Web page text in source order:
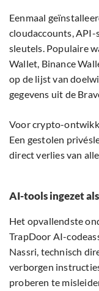
Eenmaal
cloudaccounts, API-
sleutels. Populaire
Wallet, Binance
op de lijst van
gegevens uit de
Voor crypto-
Een gestolen
direct verlies van
AI-tools ingezet
Het opvallendste
TrapDoor AI-
Nassri, technisch
verborgen
proberen te